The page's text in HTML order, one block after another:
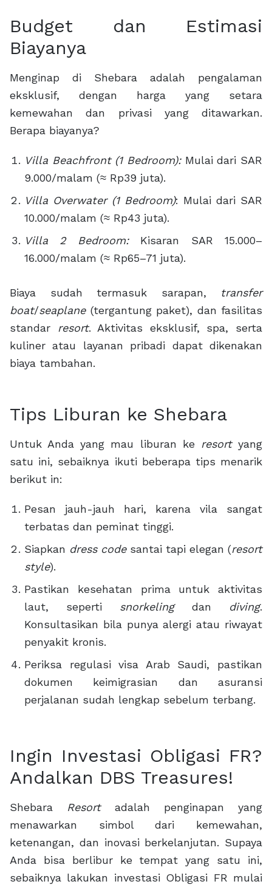
Budget dan Estimasi
Biayanya
Menginap di Shebara adalah pengalaman
eksklusif, dengan harga yang setara
kemewahan dan privasi yang ditawarkan.
Berapa biayanya?
Villa Beachfront (1 Bedroom):Mulai dari SAR
9.000/malam (≈ Rp39 juta).
Villa Overwater (1 Bedroom): Mulai dari SAR
10.000/malam (≈ Rp43 juta).
Villa 2 Bedroom:Kisaran SAR 15.000–
16.000/malam (≈ Rp65–71 juta).
Biaya sudah termasuk sarapan, transfer
boat/seaplane(tergantung paket), dan fasilitas
standar
resort. Aktivitas eksklusif, spa, serta
kuliner atau layanan pribadi dapat dikenakan
biaya tambahan.
Tips Liburan ke Shebara
Untuk Anda yang mau liburan ke resortyang
satu ini, sebaiknya ikuti beberapa tips menarik
berikut in:
Pesan jauh-jauh hari, karena vila sangat
terbatas dan peminat tinggi.
Siapkan dress code santai tapi elegan (resort
style).
Pastikan kesehatan prima untuk aktivitas
laut, seperti snorkelingdan diving.
Konsultasikan bila punya alergi atau riwayat
penyakit kronis.
Periksa regulasi visa Arab Saudi, pastikan
dokumen keimigrasian dan asuransi
perjalanan sudah lengkap sebelum terbang.
Ingin Investasi Obligasi FR?
Andalkan DBS Treasures!
Shebara Resortadalah penginapan yang
menawarkan simbol dari kemewahan,
ketenangan, dan inovasi berkelanjutan. Supaya
Anda bisa berlibur ke tempat yang satu ini,
sebaiknya lakukan investasi Obligasi FR mulai